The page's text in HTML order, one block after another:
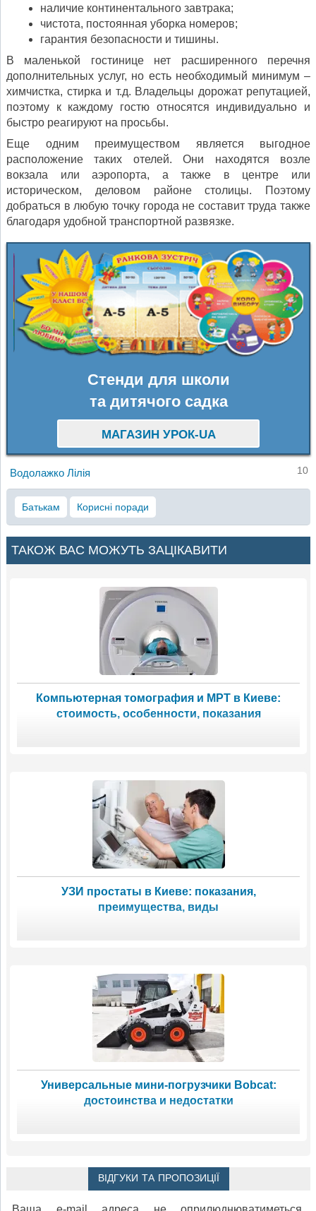
наличие континентального завтрака;
чистота, постоянная уборка номеров;
гарантия безопасности и тишины.
В маленькой гостинице нет расширенного перечня
дополнительных услуг, но есть необходимый минимум –
химчистка, стирка и т.д. Владельцы дорожат репутацией,
поэтому к каждому гостю относятся индивидуально и
быстро реагируют на просьбы.
Еще одним преимуществом является выгодное
расположение таких отелей. Они находятся возле
вокзала или аэропорта, а также в центре или
историческом, деловом районе столицы. Поэтому
добраться в любую точку города не составит труда также
благодаря удобной транспортной развязке.
Стенди для школи
та дитячого садка
МАГАЗИН УРОК-UA
Водолажко Лілія 10
Батькам Корисні поради
ТАКОЖ ВАС МОЖУТЬ ЗАЦІКАВИТИ
Компьютерная томография и МРТ в Киеве:
стоимость, особенности, показания
УЗИ простаты в Киеве: показания,
преимущества, виды
Универсальные мини-погрузчики Bobcat:
достоинства и недостатки
ВІДГУКИ ТА ПРОПОЗИЦІЇ